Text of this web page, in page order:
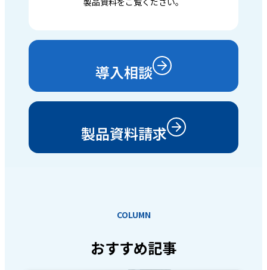
導入相談
製品資料請求
COLUMN
おすすめ記事